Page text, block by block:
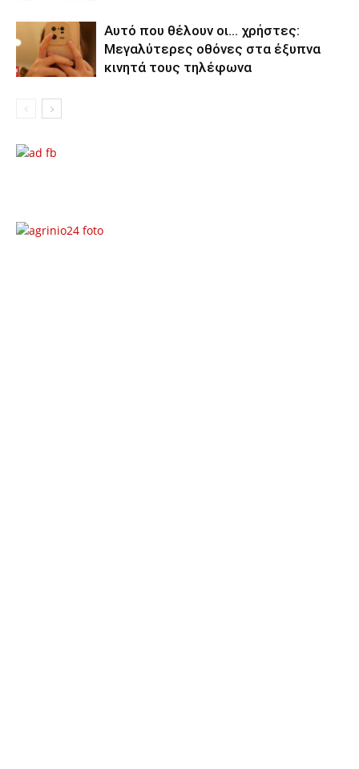
Αυτό που θέλουν οι… χρήστες:
Μεγαλύτερες οθόνες στα έξυπνα
κινητά τους τηλέφωνα